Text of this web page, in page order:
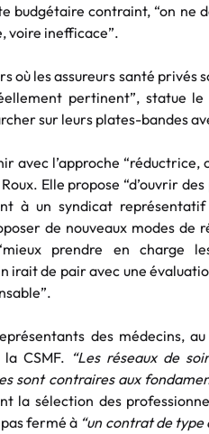
budgétaire contraint, “on ne
voire inefficace”.
où les assureurs santé privés
pertinent”, statue
sur leurs plates-bandes
avec l’approche “réductrice,
Elle propose “d’ouvrir
à un syndicat
de nouveaux modes de
prendre en charge
irait de pair avec une
des médecins,
CSMF. “Les réseaux de
sont contraires aux
la sélection des
fermé à “un contrat de type